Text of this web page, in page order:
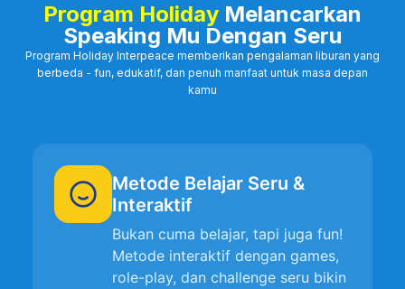
Program Holiday Melancarkan
Speaking Mu Dengan Seru
Program Holiday Interpeace memberikan pengalaman liburan yang
berbeda - fun, edukatif, dan penuh manfaat untuk masa depan
kamu
Metode Belajar Seru &
Interaktif
Bukan cuma belajar, tapi juga fun!
Metode interaktif dengan games,
role-play, dan challenge seru bikin